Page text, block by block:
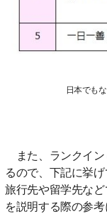
日本でも
また、ランクイ
るので、下記に挙
旅行先や留学先な
を説明する際の参